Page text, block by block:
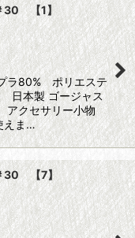
30 【1】
ラ80% ポリエステ
日本製 ゴージャス
アクセサリー小物
えま…
30 【7】